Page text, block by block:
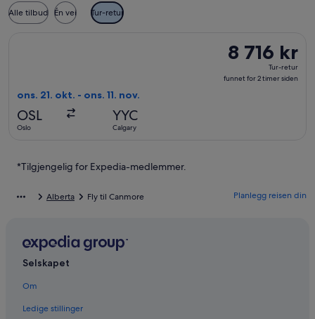
Alle tilbud Én vei Tur-retur
8 716 kr
Tur-
retur,
8 716 kr
Tur-retur
funnet for 2 timer siden
ons. 21. okt. - ons. 11. nov.
OSL
Oslo
YYC
Calgary
*Tilgjengelig for Expedia-medlemmer.
Alberta Fly til Canmore Planlegg reisen din
Selskapet
Om
Ledige stillinger